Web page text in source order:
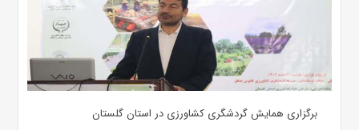
برگزاری همایش گردشگری کشاورزی در استان گلستان